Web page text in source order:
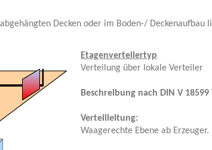
Decken oder im Boden-/ Deckenaufbau
Etagenverteilertyp
Verteilung über lokale Verteiler
Beschreibung nach DIN V 18599
Verteilleitung:
Waagerechte Ebene ab Erzeuger.